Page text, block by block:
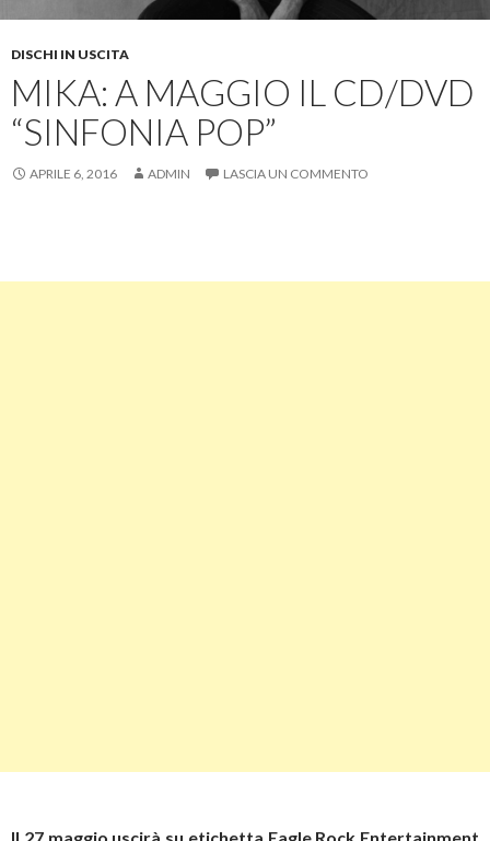
DISCHI IN USCITA
MIKA: A MAGGIO IL CD/DVD
“SINFONIA POP”
APRILE 6, 2016 ADMIN LASCIA UN COMMENTO
Il 27 maggio uscirà su etichetta Eagle Rock Entertainment